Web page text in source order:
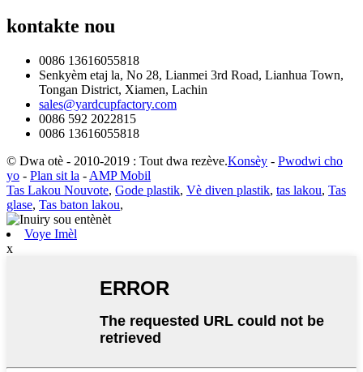
kontakte nou
0086 13616055818
Senkyèm etaj la, No 28, Lianmei 3rd Road, Lianhua Town,
Tongan District, Xiamen, Lachin
sales@yardcupfactory.com
0086 592 2022815
0086 13616055818
© Dwa otè - 2010-2019 : Tout dwa rezève.Konsèy - Pwodwi cho
yo - Plan sit la - AMP Mobil
Tas Lakou Nouvote, Gode ​​plastik, Vè diven plastik, tas lakou, Tas
glase, Tas baton lakou,
Voye Imèl
x